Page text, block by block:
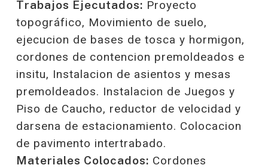
Trabajos Ejecutados: Proyecto
topográfico, Movimiento de suelo,
ejecucion de bases de tosca y hormigon,
cordones de contencion premoldeados e
insitu, Instalacion de asientos y mesas
premoldeados. Instalacion de Juegos y
Piso de Caucho, reductor de velocidad y
darsena de estacionamiento. Colocacion
de pavimento intertrabado.
Materiales Colocados: Cordones